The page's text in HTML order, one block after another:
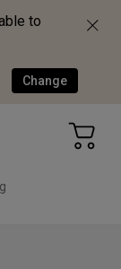
to
Change